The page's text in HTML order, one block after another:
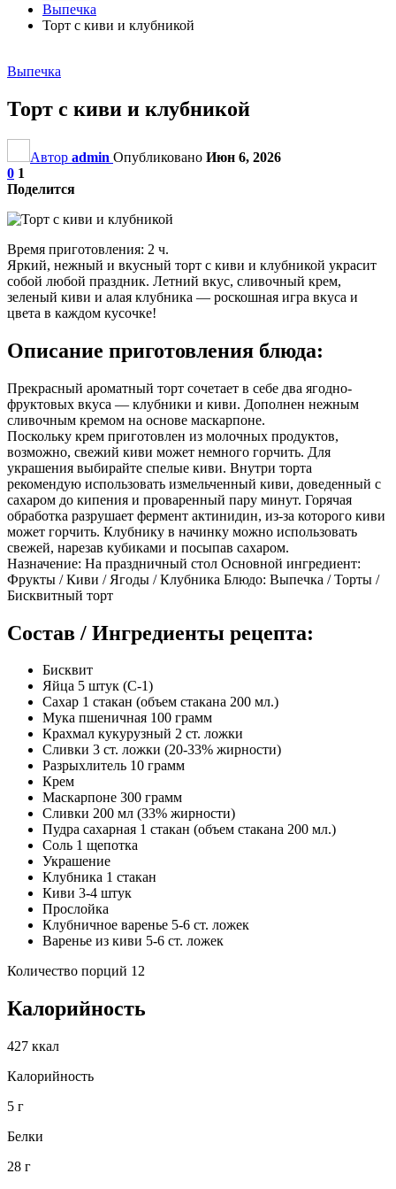
Выпечка
Торт с киви и клубникой
Выпечка
Торт с киви и клубникой
Автор admin Опубликовано Июн 6, 2026
0 1
Поделится
Время приготовления: 2 ч.
Яркий, нежный и вкусный торт с киви и клубникой украсит
собой любой праздник. Летний вкус, сливочный крем,
зеленый киви и алая клубника — роскошная игра вкуса и
цвета в каждом кусочке!
Описание приготовления блюда:
Прекрасный ароматный торт сочетает в себе два ягодно-
фруктовых вкуса — клубники и киви. Дополнен нежным
сливочным кремом на основе маскарпоне.
Поскольку крем приготовлен из молочных продуктов,
возможно, свежий киви может немного горчить. Для
украшения выбирайте спелые киви. Внутри торта
рекомендую использовать измельченный киви, доведенный с
сахаром до кипения и проваренный пару минут. Горячая
обработка разрушает фермент актинидин, из-за которого киви
может горчить. Клубнику в начинку можно использовать
свежей, нарезав кубиками и посыпав сахаром.
Назначение: На праздничный стол Основной ингредиент:
Фрукты / Киви / Ягоды / Клубника Блюдо: Выпечка / Торты /
Бисквитный торт
Состав / Ингредиенты рецепта:
Бисквит
Яйца 5 штук (С-1)
Сахар 1 стакан (объем стакана 200 мл.)
Мука пшеничная 100 грамм
Крахмал кукурузный 2 ст. ложки
Сливки 3 ст. ложки (20-33% жирности)
Разрыхлитель 10 грамм
Крем
Маскарпоне 300 грамм
Сливки 200 мл (33% жирности)
Пудра сахарная 1 стакан (объем стакана 200 мл.)
Соль 1 щепотка
Украшение
Клубника 1 стакан
Киви 3-4 штук
Прослойка
Клубничное варенье 5-6 ст. ложек
Варенье из киви 5-6 ст. ложек
Количество порций 12
Калорийность
427 ккал
Калорийность
5 г
Белки
28 г